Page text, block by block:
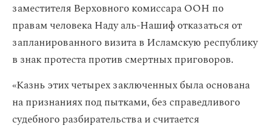
заместителя Верховного комиссара ООН по
правам человека Наду аль-Нашиф отказаться от
запланированного визита в Исламскую республику
в знак протеста против смертных приговоров.
«Казнь этих четырех заключенных была основана
на признаниях под пытками, без справедливого
судебного разбирательства и считается